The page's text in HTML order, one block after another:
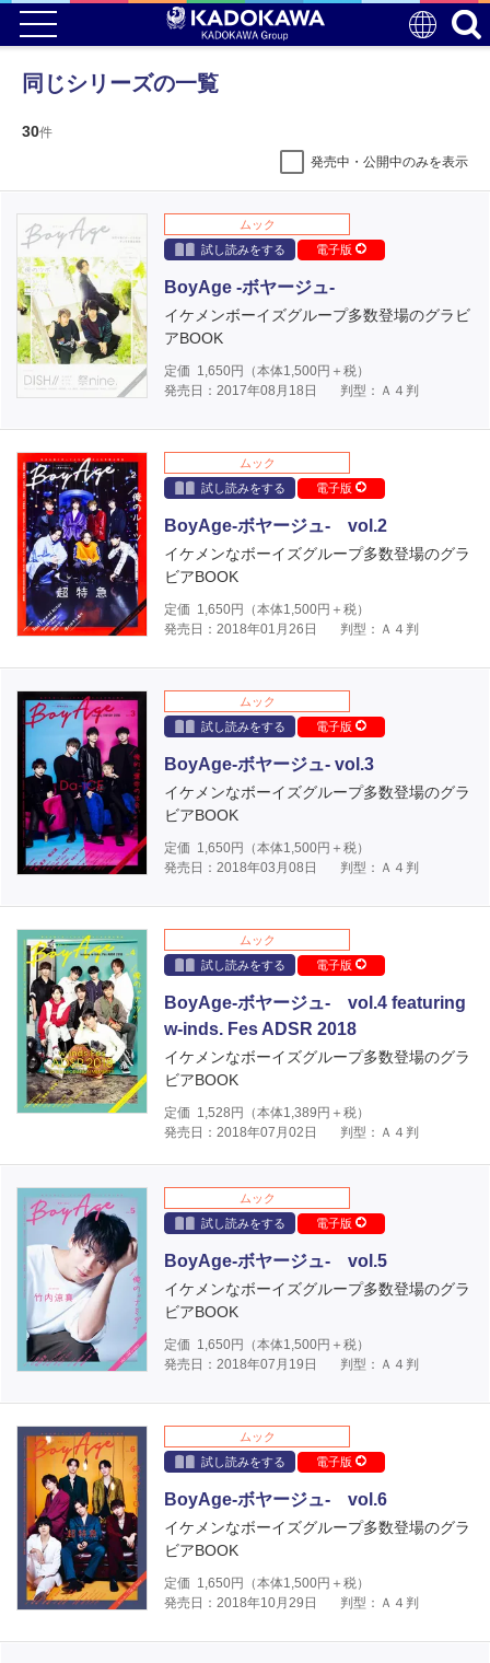
同じシリーズの一覧
30件
発売中・公開中のみを表示
ムック
試し読みをする
電子版
BoyAge -ボヤージュ-
イケメンボーイズグループ多数登場のグラビ
アBOOK
定価 1,650円（本体1,500円＋税）
発売日：2017年08月18日
判型：Ａ４判
ムック
試し読みをする
電子版
BoyAge-ボヤージュ- vol.2
イケメンなボーイズグループ多数登場のグラ
ビアBOOK
定価 1,650円（本体1,500円＋税）
発売日：2018年01月26日
判型：Ａ４判
ムック
試し読みをする
電子版
BoyAge-ボヤージュ- vol.3
イケメンなボーイズグループ多数登場のグラ
ビアBOOK
定価 1,650円（本体1,500円＋税）
発売日：2018年03月08日
判型：Ａ４判
ムック
試し読みをする
電子版
BoyAge-ボヤージュ- vol.4 featuring
w-inds. Fes ADSR 2018
イケメンなボーイズグループ多数登場のグラ
ビアBOOK
定価 1,528 円（本体1,389 円＋税）
発売日：2018年07月02日
判型：Ａ４判
ムック
試し読みをする
電子版
BoyAge-ボヤージュ- vol.5
イケメンなボーイズグループ多数登場のグラ
ビアBOOK
定価 1,650円（本体1,500円＋税）
発売日：2018年07月19日
判型：Ａ４判
ムック
試し読みをする
電子版
BoyAge-ボヤージュ- vol.6
イケメンなボーイズグループ多数登場のグラ
ビアBOOK
定価 1,650円（本体1,500円＋税）
発売日：2018年10月29日
判型：Ａ４判